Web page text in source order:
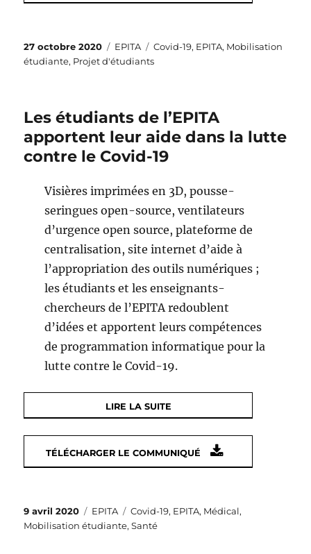
Publié
le
27 octobre 2020 Catégories
EPITA Étiquettes
Covid-19, EPITA, Mobilisation
étudiante, Projet d'étudiants
Les étudiants de l’EPITA
apportent leur aide dans la lutte
contre le Covid-19
Visières imprimées en 3D, pousse-
seringues open-source, ventilateurs
d’urgence open source, plateforme de
centralisation, site internet d’aide à
l’appropriation des outils numériques ;
les étudiants et les enseignants-
chercheurs de l’EPITA redoublent
d’idées et apportent leurs compétences
de programmation informatique pour la
lutte contre le Covid-19.
LIRE LA SUITE
TÉLÉCHARGER LE COMMUNIQUÉ
Publié
le
9 avril 2020 Catégories
EPITA Étiquettes
Covid-19, EPITA, Médical,
Mobilisation étudiante,Santé